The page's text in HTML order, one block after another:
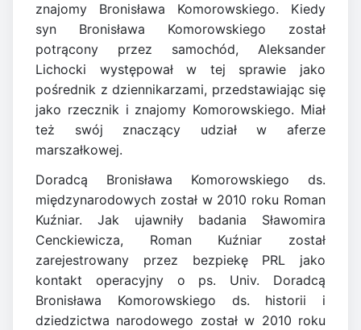
znajomy Bronisława Komorowskiego. Kiedy
syn Bronisława Komorowskiego został
potrącony przez samochód, Aleksander
Lichocki występował w tej sprawie jako
pośrednik z dziennikarzami, przedstawiając się
jako rzecznik i znajomy Komorowskiego. Miał
też swój znaczący udział w aferze
marszałkowej.
Doradcą Bronisława Komorowskiego ds.
międzynarodowych został w 2010 roku Roman
Kuźniar. Jak ujawniły badania Sławomira
Cenckiewicza, Roman Kuźniar został
zarejestrowany przez bezpiekę PRL jako
kontakt operacyjny o ps. Univ. Doradcą
Bronisława Komorowskiego ds. historii i
dziedzictwa narodowego został w 2010 roku